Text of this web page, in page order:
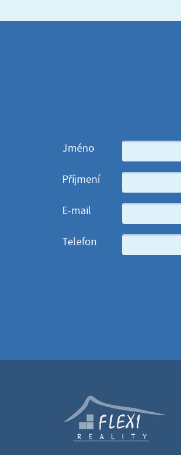
Jméno
Příjmení
E-mail
Telefon